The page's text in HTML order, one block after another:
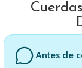
Antes de